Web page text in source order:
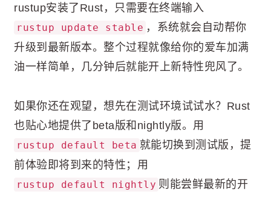
rustup安装了Rust，只需要在终端输入
rustup update stable ，系统就会自动帮你
升级到最新版本。整个过程就像给你的爱车加满
油一样简单，几分钟后就能开上新特性兜风了。
如果你还在观望，想先在测试环境试试水？Rust
也贴心地提供了beta版和nightly版。用
rustup default beta 就能切换到测试版，提
前体验即将到来的特性；用
rustup default nightly 则能尝鲜最新的开